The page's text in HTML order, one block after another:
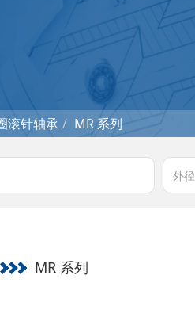
滚针轴承 MR 系列
MR 系列